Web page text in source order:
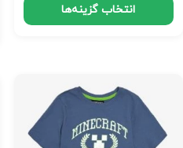
انتخاب گزینه‌ها